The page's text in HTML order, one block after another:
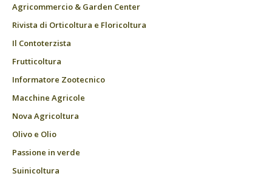
Agricommercio & Garden Center
Rivista di Orticoltura e Floricoltura
Il Contoterzista
Frutticoltura
Informatore Zootecnico
Macchine Agricole
Nova Agricoltura
Olivo e Olio
Passione in verde
Suinicoltura